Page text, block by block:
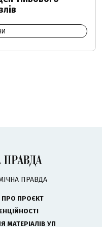
ПРАВДА
ПРО ПРОЄКТ
МАТЕРІАЛІВ УП